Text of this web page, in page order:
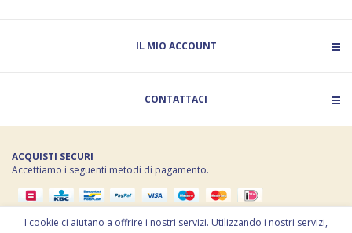
IL MIO ACCOUNT
CONTATTACI
ACQUISTI SECURI
Accettiamo i seguenti metodi di pagamento.
Copyright © 2026 La Fata dei Giocattoli. Tutti i diritti riservati Powered by
I cookie ci aiutano a offrire i nostri servizi. Utilizzando i nostri servizi,